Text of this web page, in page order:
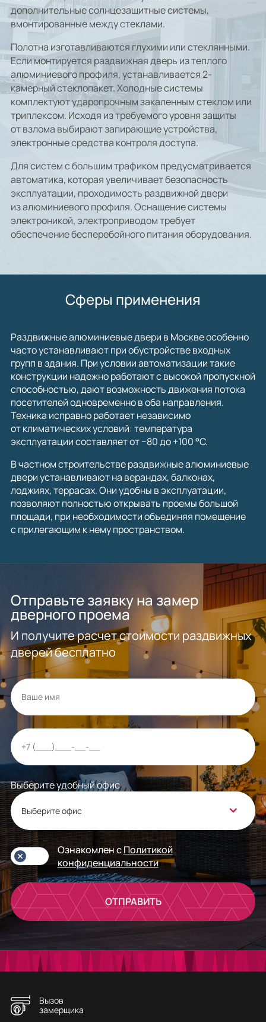
дополнительные солнцезащитные системы,
вмонтированные между стеклами.
Полотна изготавливаются глухими или стеклянными.
Если монтируется раздвижная дверь из теплого
алюминиевого профиля, устанавливается 2-
камерный стеклопакет. Холодные системы
комплектуют ударопрочным закаленным стеклом или
триплексом. Исходя из требуемого уровня защиты
от взлома выбирают запирающие устройства,
электронные средства контроля доступа.
Для систем с большим трафиком предусматривается
автоматика, которая увеличивает безопасность
эксплуатации, проходимость раздвижной двери
из алюминиевого профиля. Оснащение системы
электроникой, электроприводом требует
обеспечение бесперебойного питания оборудования.
Сферы применения
Раздвижные алюминиевые двери в Москве особенно
часто устанавливают при обустройстве входных
групп в здания. При условии автоматизации такие
конструкции надежно работают с высокой пропускной
способностью, дают возможность движения потока
посетителей одновременно в оба направления.
Техника исправно работает независимо
от климатических условий: температура
эксплуатации составляет от −80 до +100 °С.
В частном строительстве раздвижные алюминиевые
двери устанавливают на верандах, балконах,
лоджиях, террасах. Они удобны в эксплуатации,
позволяют полностью открывать проемы большой
площади, при необходимости объединяя помещение
с прилегающим к нему пространством.
Отправьте заявку на замер
дверного проема
И получите расчет стоимости раздвижных
дверей бесплатно
Выберите удобный офис
Выберите офис
Ознакомлен сПолитикой
конфиденциальности
ОТПРАВИТЬ
Вызов
замерщика